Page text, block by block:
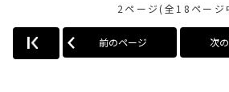
2ページ(全18ページ
前のページ 次